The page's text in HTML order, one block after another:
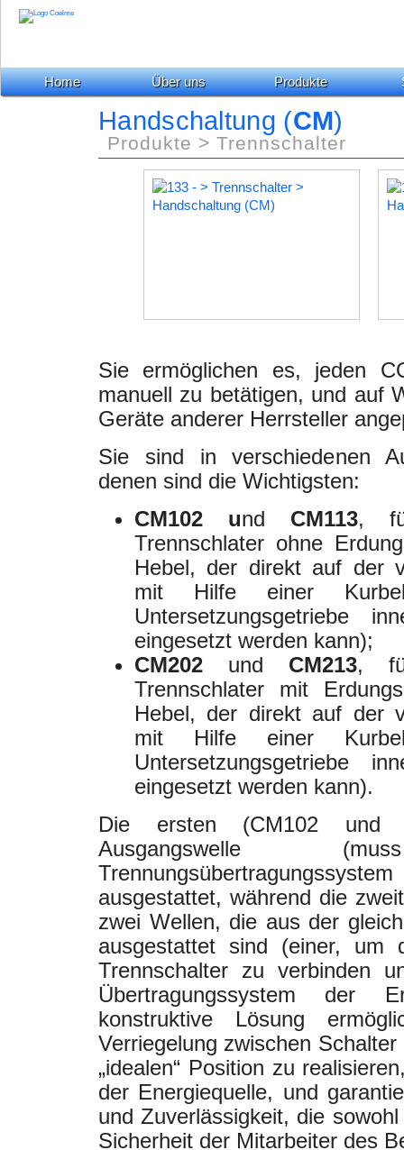
Home Über uns Produkte
Handschaltung (CM)
Produkte > Trennschalter
Sie ermöglichen es, jeden
manuell zu betätigen, und auf
Geräte anderer Herrsteller
Sie sind in verschiedenen
denen sind die Wichtigsten:
CM102 und CM113,
Trennschlater ohne
Hebel, der direkt auf der
mit Hilfe einer
Untersetzungsgetriebe
eingesetzt werden kann);
CM202 und CM213,
Trennschlater mit
Hebel, der direkt auf der
mit Hilfe einer
Untersetzungsgetriebe
eingesetzt werden kann).
Die ersten (CM102 und
Ausgangswelle
ausgestattet, während die
zwei Wellen, die aus der
ausgestattet sind (einer, um
Trennschalter zu verbinden
Übertragungssystem der
konstruktive Lösung
Verriegelung zwischen
„idealen“ Position zu
der Energiequelle, und
und Zuverlässigkeit, die
Sicherheit der Mitarbeiter des